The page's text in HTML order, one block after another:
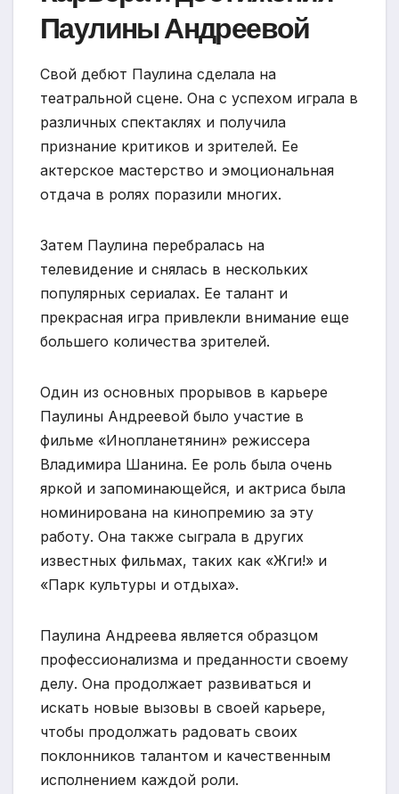
Паулины Андреевой
Свой дебют Паулина сделала на
театральной сцене. Она с успехом играла в
различных спектаклях и получила
признание критиков и зрителей. Ее
актерское мастерство и эмоциональная
отдача в ролях поразили многих.
Затем Паулина перебралась на
телевидение и снялась в нескольких
популярных сериалах. Ее талант и
прекрасная игра привлекли внимание еще
большего количества зрителей.
Один из основных прорывов в карьере
Паулины Андреевой было участие в
фильме «Инопланетянин» режиссера
Владимира Шанина. Ее роль была очень
яркой и запоминающейся, и актриса была
номинирована на кинопремию за эту
работу. Она также сыграла в других
известных фильмах, таких как «Жги!» и
«Парк культуры и отдыха».
Паулина Андреева является образцом
профессионализма и преданности своему
делу. Она продолжает развиваться и
искать новые вызовы в своей карьере,
чтобы продолжать радовать своих
поклонников талантом и качественным
исполнением каждой роли.